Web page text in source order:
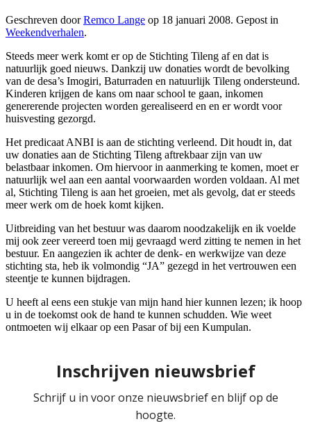
Geschreven doorRemco Lange op 18 januari 2008. Gepost in
Weekendverhalen.
Steeds meer werk komt er op de Stichting Tileng af en dat is
natuurlijk goed nieuws. Dankzij uw donaties wordt de bevolking
van de desa’s Imogiri, Baturraden en natuurlijk Tileng ondersteund.
Kinderen krijgen de kans om naar school te gaan, inkomen
genererende projecten worden gerealiseerd en en er wordt voor
huisvesting gezorgd.
Het predicaat ANBI is aan de stichting verleend. Dit houdt in, dat
uw donaties aan de Stichting Tileng aftrekbaar zijn van uw
belastbaar inkomen. Om hiervoor in aanmerking te komen, moet er
natuurlijk wel aan een aantal voorwaarden worden voldaan. Al met
al, Stichting Tileng is aan het groeien, met als gevolg, dat er steeds
meer werk om de hoek komt kijken.
Uitbreiding van het bestuur was daarom noodzakelijk en ik voelde
mij ook zeer vereerd toen mij gevraagd werd zitting te nemen in het
bestuur. En aangezien ik achter de denk- en werkwijze van deze
stichting sta, heb ik volmondig “JA” gezegd in het vertrouwen een
steentje te kunnen bijdragen.
U heeft al eens een stukje van mijn hand hier kunnen lezen; ik hoop
u in de toekomst ook de hand te kunnen schudden. Wie weet
ontmoeten wij elkaar op een Pasar of bij een Kumpulan.